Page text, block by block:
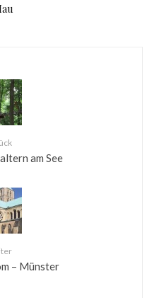
am See
– Münster